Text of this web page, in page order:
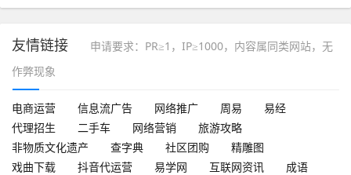
友情链接
申请要求：PR≥1，IP≥1000，内容属同类网站，无
作弊现象
电商运营 信息流广告 网络推广 周易
易经
代理招生
二手车 网络营销
旅游攻略
非物质文化遗产
查字典 社区团购
精雕图
戏曲下载
抖音代运营 易学网 互联网资讯
成语